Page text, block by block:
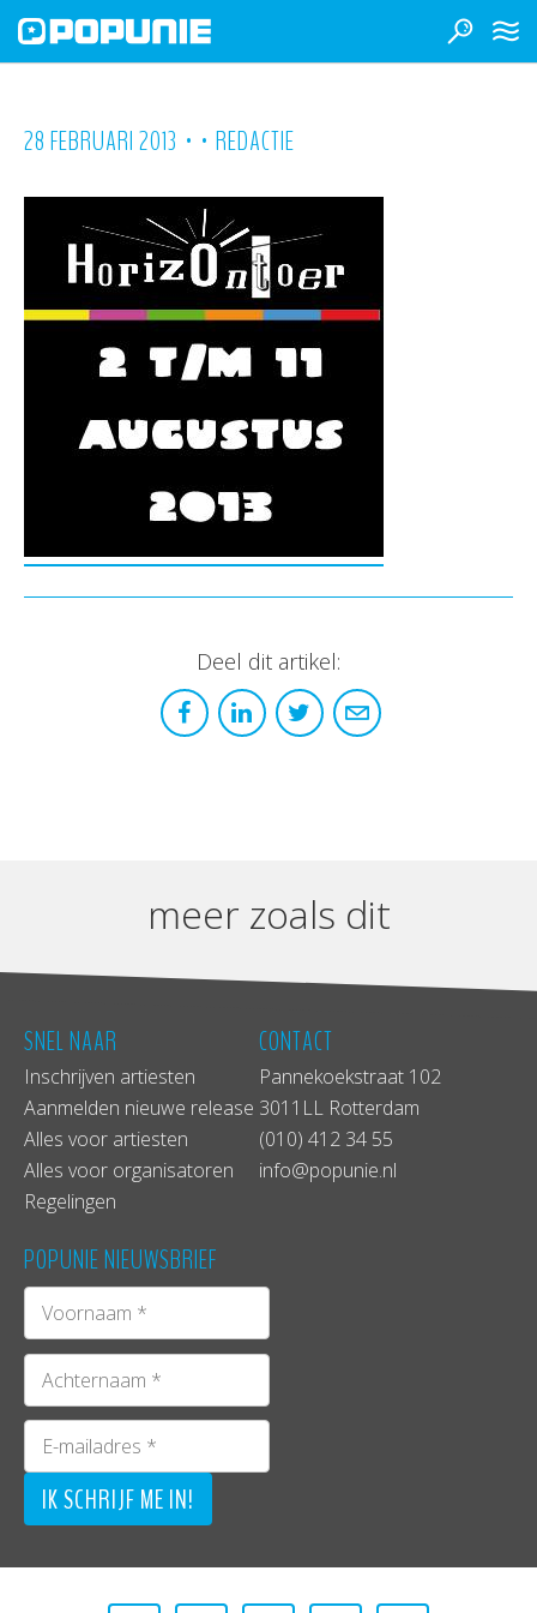
28 FEBRUARI 2013 • • REDACTIE
Deel dit artikel:
meer zoals dit
SNEL NAAR
Inschrijven artiesten
Aanmelden nieuwe release
Alles voor artiesten
Alles voor organisatoren
Regelingen
CONTACT
Pannekoekstraat 102
3011LL Rotterdam
(010) 412 34 55
info@popunie.nl
POPUNIE NIEUWSBRIEF